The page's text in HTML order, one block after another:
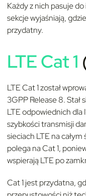
Każdy z nich pasuje
sekcje wyjaśniają,
przydatny.
LTE Cat 1
LTE Cat 1 został
3GPP Release 8. Stał
LTE odpowiednich dla
szybkości transmisji
sieciach LTE na całym
polega na Cat 1,
wspierają LTE po
Cat 1 jest przydatna,